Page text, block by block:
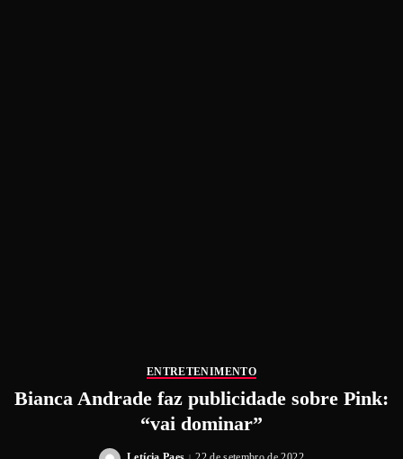
ENTRETENIMENTO
Bianca Andrade faz publicidade sobre Pink:
“vai dominar”